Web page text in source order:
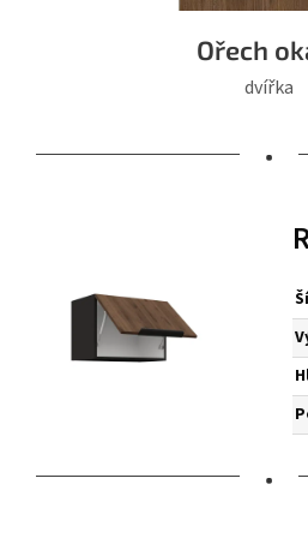
Ořech
dvířka
•
•